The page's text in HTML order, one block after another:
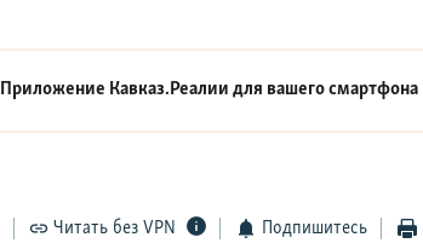
Приложение Кавказ.Реалии для вашего смартфона
Читать без VPN Подпишитесь